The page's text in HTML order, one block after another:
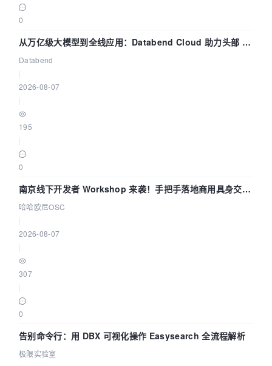
0
从万亿级大模型到全线应用：Databend Cloud 助力头部 AI
企业构建全链路 Trace 数据管道
Databend
2026-08-07
195
0
南京线下开发者 Workshop 来袭！手把手落地商用具身交互
智能 Agent 应用
哈哈欧尼OSC
2026-08-07
307
0
告别命令行：用 DBX 可视化操作 Easysearch 全流程解析
极限实验室